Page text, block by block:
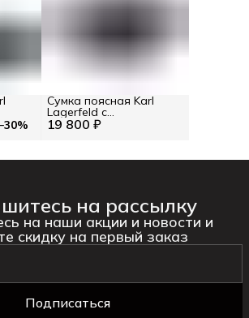
30% 19 800 ₽
Сумка поясная Karl
Lagerfeld c
монограммами
на рассылку
на наши акции и новости и
скидку на первый заказ
Подписаться